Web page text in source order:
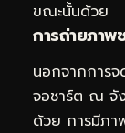
ขณะนั้นด้วย
การถ่ายภาพ
นอกจากการ
จอชาร์ต ณ จัง
ด้วย การมีภา